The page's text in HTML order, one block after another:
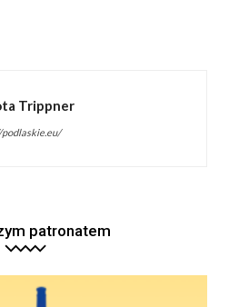
Trippner
patronatem